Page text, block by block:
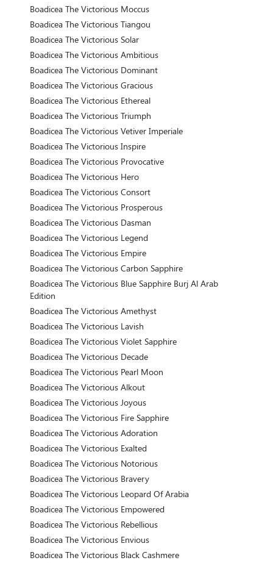
Boadicea The Victorious Moccus
Boadicea The Victorious Tiangou
Boadicea The Victorious Solar
Boadicea The Victorious Ambitious
Boadicea The Victorious Dominant
Boadicea The Victorious Gracious
Boadicea The Victorious Ethereal
Boadicea The Victorious Triumph
Boadicea The Victorious Vetiver Imperiale
Boadicea The Victorious Inspire
Boadicea The Victorious Provocative
Boadicea The Victorious Hero
Boadicea The Victorious Consort
Boadicea The Victorious Prosperous
Boadicea The Victorious Dasman
Boadicea The Victorious Legend
Boadicea The Victorious Empire
Boadicea The Victorious Carbon Sapphire
Boadicea The Victorious Blue Sapphire Burj Al Arab
Edition
Boadicea The Victorious Amethyst
Boadicea The Victorious Lavish
Boadicea The Victorious Violet Sapphire
Boadicea The Victorious Decade
Boadicea The Victorious Pearl Moon
Boadicea The Victorious Alkout
Boadicea The Victorious Joyous
Boadicea The Victorious Fire Sapphire
Boadicea The Victorious Adoration
Boadicea The Victorious Exalted
Boadicea The Victorious Notorious
Boadicea The Victorious Bravery
Boadicea The Victorious Leopard Of Arabia
Boadicea The Victorious Empowered
Boadicea The Victorious Rebellious
Boadicea The Victorious Envious
Boadicea The Victorious Black Cashmere